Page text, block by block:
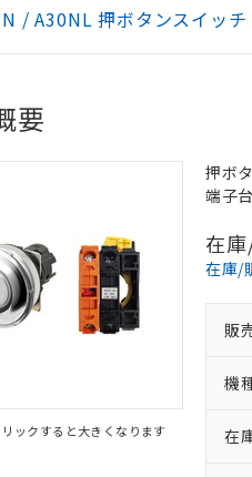
/ A30NL 押ボタンスイッ
要
ックすると大きくなります
押ボ
端子
在
在庫/
販
機
在